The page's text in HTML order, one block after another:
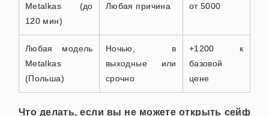
Metalkas (до
120 мин)
Любая причина от 5000
Любая модель
Metalkas
(Польша)
Ночью, в
выходные или
срочно
+1200 к
базовой
цене
Что делать, если вы не можете открыть сейф